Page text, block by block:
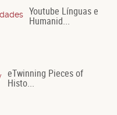
Youtube Línguas e
Humanid...
eTwinning Pieces of
Histo...